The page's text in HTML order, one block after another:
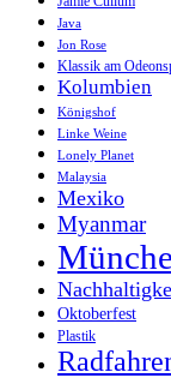
Java
Jon Rose
Klassik am
Kolumbien
Königshof
Linke Weine
Lonely Planet
Malaysia
Mexiko
Myanmar
Oktoberfest
Plastik